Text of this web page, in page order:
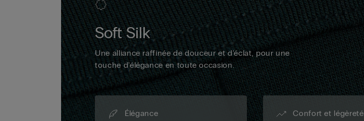
Soft Silk
Une alliance raffinée de douceur et d'éclat, pour une
touche d'élégance en toute occasion.
Élégance Confort et légèreté